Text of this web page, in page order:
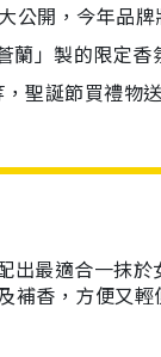
開，今年品
蘭」製的限定
聖誕節買禮物
出最適合一抹
補香，方便又輕